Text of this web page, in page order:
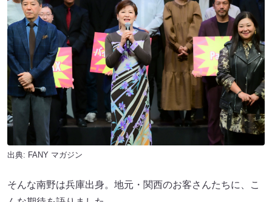
出典: FANY マガジン
そんな南野は兵庫出身。地元・関西のお客さんたちに、こ